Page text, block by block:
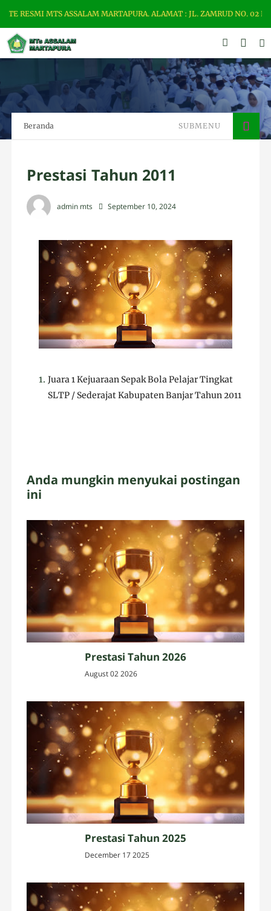
RESMI MTS ASSALAM MARTAPURA. ALAMAT : JL. ZAMRUD NO. 02 RT.
Beranda SUBMENU
Prestasi Tahun 2011
admin mts September 10, 2024
Juara 1 Kejuaraan Sepak Bola Pelajar Tingkat
SLTP / Sederajat Kabupaten Banjar Tahun 2011
Anda mungkin menyukai postingan
ini
Prestasi Tahun 2026
August 02 2026
Prestasi Tahun 2025
December 17 2025